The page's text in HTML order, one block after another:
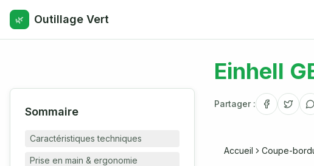
🌿 Outillage Vert
Sommaire
Caractéristiques techniques
Prise en main & ergonomie
Einhell
Partager :
Accueil Coupe-